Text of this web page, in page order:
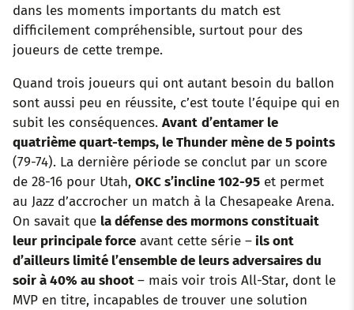
dans les moments importants du match est
difficilement compréhensible, surtout pour des
joueurs de cette trempe.
Quand trois joueurs qui ont autant besoin du ballon
sont aussi peu en réussite, c’est toute l’équipe qui en
subit les conséquences. Avant d’entamer le
quatrième quart-temps, le Thunder mène de 5 points
(79-74). La dernière période se conclut par un score
de 28-16 pour Utah, OKC s’incline 102-95 et permet
au Jazz d’accrocher un match à la Chesapeake Arena.
On savait que la défense des mormons constituait
leur principale force avant cette série –ils ont
d’ailleurs limité l’ensemble de leurs adversaires du
soir à 40% au shoot– mais voir trois All-Star, dont le
MVP en titre, incapables de trouver une solution